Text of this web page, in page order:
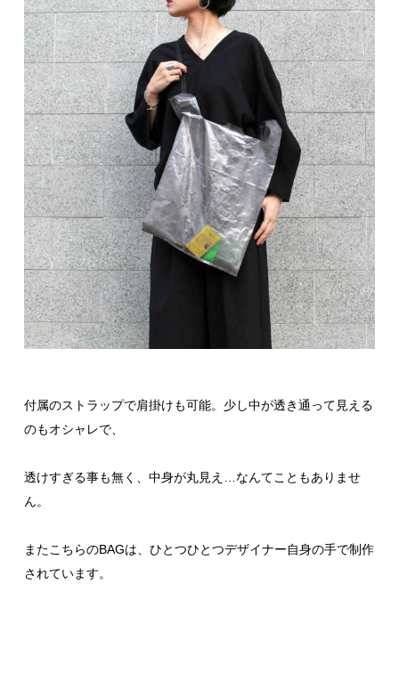
付属のストラップで肩掛けも可能。少し中が透き通って見える
のもオシャレで、
透けすぎる事も無く、中身が丸見え…なんてこともありませ
ん。
またこちらのBAGは、ひとつひとつデザイナー自身の手で制作
されています。